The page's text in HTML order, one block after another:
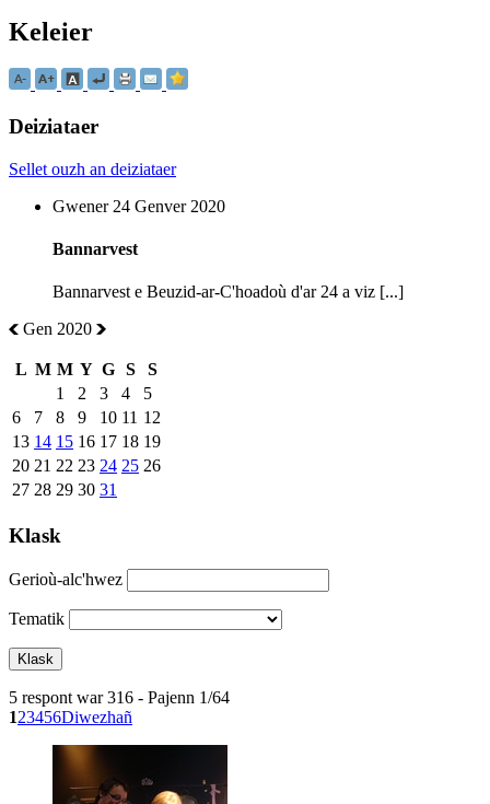
Keleier
Deiziataer
Sellet ouzh an deiziataer
Gwener 24 Genver 2020
Bannarvest
Bannarvest e Beuzid-ar-C'hoadoù d'ar 24 a viz [...]
Gen 2020
L M M Y G S
S
1
2 3 4
5
6
7 8 9 10 11 12
13 14 15 16 17 18 19
20 21 22 23 24 25 26
27 28 29 30 31
Klask
Gerioù-alc'hwez
Tematik
5 respont war 316 - Pajenn 1/64
123456Diwezhañ